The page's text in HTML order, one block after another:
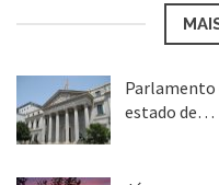
Parlamento
estado de…